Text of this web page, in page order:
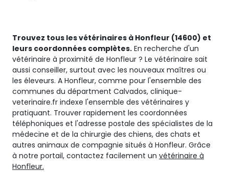
Trouvez tous les vétérinaires à Honfleur (14600) et
leurs coordonnées complètes. En recherche d'un
vétérinaire à proximité de Honfleur ? Le vétérinaire sait
aussi conseiller, surtout avec les nouveaux maîtres ou
les éleveurs. A Honfleur, comme pour l'ensemble des
communes du départment Calvados, clinique-
veterinaire.fr indexe l'ensemble des vétérinaires y
pratiquant. Trouver rapidement les coordonnées
téléphoniques et l'adresse postale des spécialistes de la
médecine et de la chirurgie des chiens, des chats et
autres animaux de compagnie situés à Honfleur. Grâce
à notre portail, contactez facilement un vétérinaire à
Honfleur.